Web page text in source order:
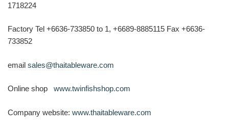
1718224
Factory Tel +6636-733850 to 1, +6689-8885115 Fax +6636-
733852
email sales@thaitableware.com
Online shop www.twinfishshop.com
Company website: www.thaitableware.com